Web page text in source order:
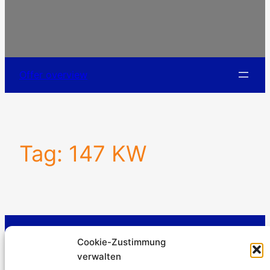
Cookie-Zustimmung
verwalten
Offer overview
Tag: 147 KW
Kürtener Straße 13, D-51465 Bergisch Gladbach
Managing Director: Andre Kandlin